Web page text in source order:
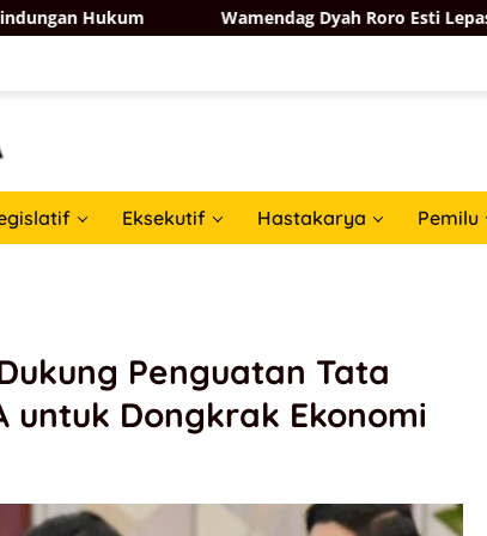
Wamendag Dyah Roro Esti Lepas Ekspor Salak
Eksekutif Hastakarya Pemilu
Penguatan Tata
untuk Dongkrak Ekonomi